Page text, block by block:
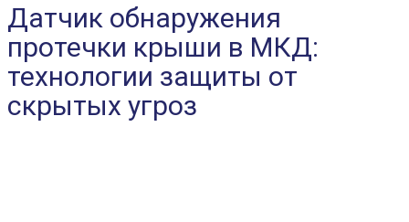
Датчик обнаружения
протечки крыши в МКД:
технологии защиты от
скрытых угроз